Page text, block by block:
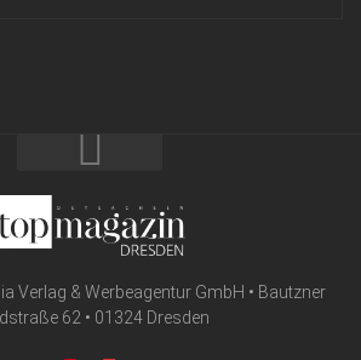
Verlag & Werbeagentur GmbH • Bautzner
62 • 01324 Dresden